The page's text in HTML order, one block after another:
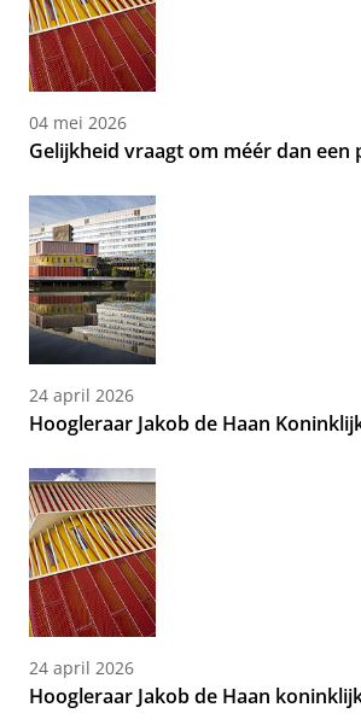
04 mei 2026
Gelijkheid vraagt om méér dan een
24 april 2026
Hoogleraar Jakob de Haan
24 april 2026
Hoogleraar Jakob de Haan